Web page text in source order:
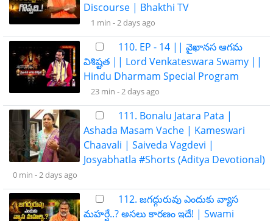
Discourse | Bhakthi TV
1 min -2 days ago
110. EP - 14 || వైఖానస ఆగమ
విశిష్టత || Lord Venkateswara Swamy ||
Hindu Dharmam Special Program
23 min -2 days ago
111. Bonalu Jatara Pata |
Ashada Masam Vache | Kameswari
Chaavali | Saiveda Vagdevi |
Josyabhatla #Shorts (Aditya Devotional)
0 min -2 days ago
112. జగద్గురువు ఎందుకు వ్యాస
మహర్షే..? అసలు కారణం ఇదే! | Swami